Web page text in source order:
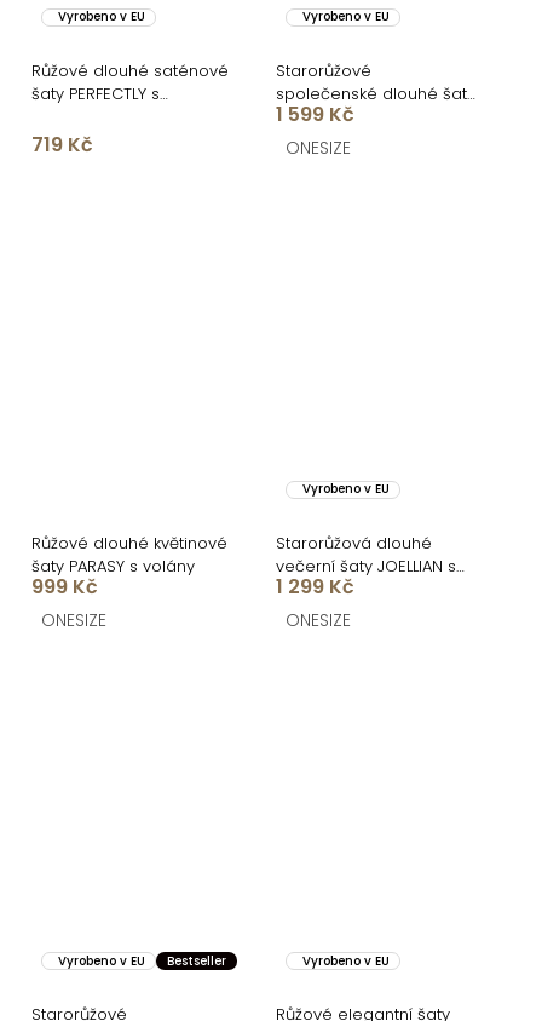
Vyrobeno v EU
Růžové dlouhé saténové
šaty PERFECTLY s
719 Kč
Vyrobeno v EU
Starorůžové
společenské dlouhé šaty
SYCHAEUS bez ramínek
1 599 Kč
ONESIZE
Růžové dlouhé květinové
šaty PARASY s volány
999 Kč
ONESIZE
Vyrobeno v EU
Starorůžová dlouhé
večerní šaty JOELLIAN s
dlouhým rukávem
1 299 Kč
ONESIZE
Vyrobeno v EU Bestseller
Starorůžové
Vyrobeno v EU
Růžové elegantní šaty